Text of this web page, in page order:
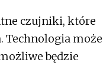
czujniki, które
Technologia może
będzie